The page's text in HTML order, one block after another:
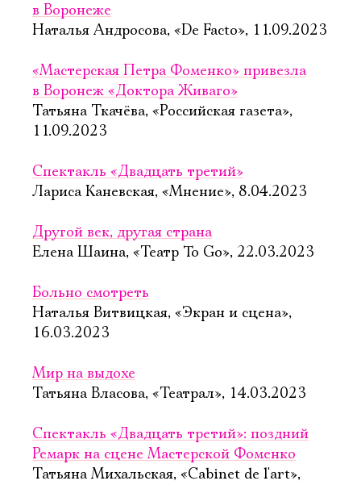
в Воронеже
Наталья Андросова, «De Facto», 11.09.2023
«Мастерская Петра Фоменко» привезла
в Воронеж «Доктора Живаго»
Татьяна Ткачёва, «Российская газета»,
11.09.2023
Спектакль «Двадцать третий»
Лариса Каневская, «Мнение», 8.04.2023
Другой век, другая страна
Елена Шаина, «Театр To Go», 22.03.2023
Больно смотреть
Наталья Витвицкая, «Экран и сцена»,
16.03.2023
Мир на выдохе
Татьяна Власова, «Театрал», 14.03.2023
Спектакль «Двадцать третий»: поздний
Ремарк на сцене Мастерской Фоменко
Татьяна Михальская, «Cabinet de l'art»,